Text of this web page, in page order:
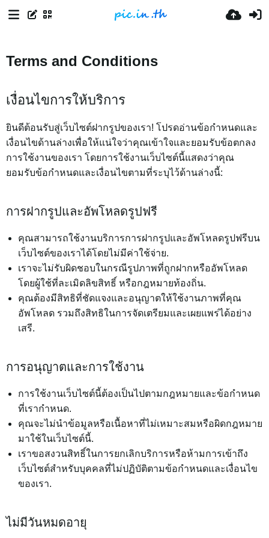
Terms and Conditions
เงื่อนไขการให้บริการ
ยินดีต้อนรับสู่เว็บไซต์ฝากรูปของเรา! โปรดอ่านข้อกำหนดและ
เงื่อนไขด้านล่างเพื่อให้แน่ใจว่าคุณเข้าใจและยอมรับข้อตกลง
การใช้งานของเรา โดยการใช้งานเว็บไซต์นี้แสดงว่าคุณ
ยอมรับข้อกำหนดและเงื่อนไขตามที่ระบุไว้ด้านล่างนี้:
การฝากรูปและอัพโหลดรูปฟรี
คุณสามารถใช้งานบริการการฝากรูปและอัพโหลดรูปฟรีบน
เว็บไซต์ของเราได้โดยไม่มีค่าใช้จ่าย.
เราจะไม่รับผิดชอบในกรณีรูปภาพที่ถูกฝากหรืออัพโหลด
โดยผู้ใช้ที่ละเมิดลิขสิทธิ์ หรือกฎหมายท้องถิ่น.
คุณต้องมีสิทธิที่ชัดแจงและอนุญาตให้ใช้งานภาพที่คุณ
อัพโหลด รวมถึงสิทธิในการจัดเตรียมและเผยแพร่ได้อย่าง
เสรี.
การอนุญาตและการใช้งาน
การใช้งานเว็บไซต์นี้ต้องเป็นไปตามกฎหมายและข้อกำหนด
ที่เรากำหนด.
คุณจะไม่นำข้อมูลหรือเนื้อหาที่ไม่เหมาะสมหรือผิดกฎหมาย
มาใช้ในเว็บไซต์นี้.
เราขอสงวนสิทธิ์ในการยกเลิกบริการหรือห้ามการเข้าถึง
เว็บไซต์สำหรับบุคคลที่ไม่ปฏิบัติตามข้อกำหนดและเงื่อนไข
ของเรา.
ไม่มีวันหมดอายุ